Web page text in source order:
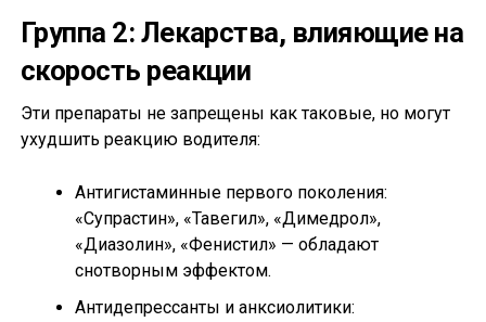
Группа 2: Лекарства, влияющие на
скорость реакции
Эти препараты не запрещены как таковые, но могут
ухудшить реакцию водителя:
Антигистаминные первого поколения:
«Супрастин», «Тавегил», «Димедрол»,
«Диазолин», «Фенистил» — обладают
снотворным эффектом.
Антидепрессанты и анксиолитики: